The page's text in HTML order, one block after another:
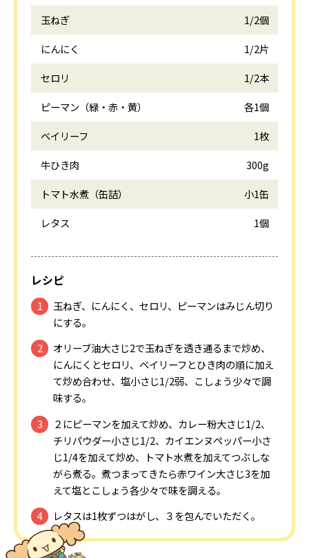
玉ねぎ
1/2個
にんにく
1/2片
セロリ
1/2本
ピーマン（緑・赤・黄）
各1個
ベイリーフ
1枚
牛ひき肉
300g
トマト水煮（缶詰）
小1缶
レタス
1個
レシピ
玉ねぎ、にんにく、セロリ、ピーマンはみじん切り
にする。
オリーブ油大さじ2で玉ねぎを透き通るまで炒め、
にんにくとセロリ、ベイリーフとひき肉の順に加え
て炒め合わせ、塩小さじ1/2弱、こしょう少々で調
味する。
２にピーマンを加えて炒め、カレー粉大さじ1/2、
チリパウダー小さじ1/2、カイエンヌペッパー小さ
じ1/4を加えて炒め、トマト水煮を加えてつぶしな
がら煮る。煮つまってきたら赤ワイン大さじ3を加
えて塩とこしょう各少々で味を調える。
レタスは1枚ずつはがし、３を包んでいただく。